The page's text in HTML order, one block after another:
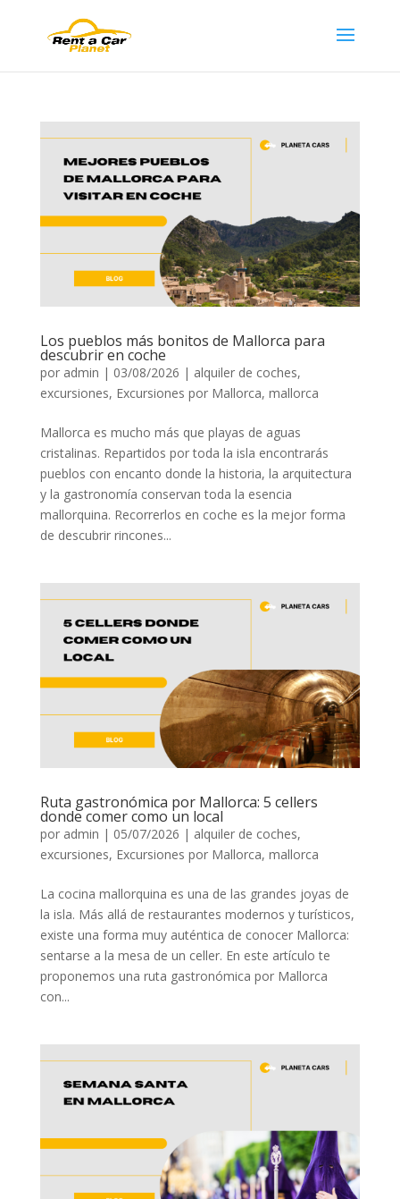
Los pueblos más bonitos de Mallorca para
descubrir en coche
por admin | 03/08/2026 | alquiler de coches,
excursiones, Excursiones por Mallorca, mallorca
Mallorca es mucho más que playas de aguas
cristalinas. Repartidos por toda la isla encontrarás
pueblos con encanto donde la historia, la arquitectura
y la gastronomía conservan toda la esencia
mallorquina. Recorrerlos en coche es la mejor forma
de descubrir rincones...
Ruta gastronómica por Mallorca: 5 cellers
donde comer como un local
por admin | 05/07/2026 | alquiler de coches,
excursiones, Excursiones por Mallorca, mallorca
La cocina mallorquina es una de las grandes joyas de
la isla. Más allá de restaurantes modernos y turísticos,
existe una forma muy auténtica de conocer Mallorca:
sentarse a la mesa de un celler. En este artículo te
proponemos una ruta gastronómica por Mallorca
con...